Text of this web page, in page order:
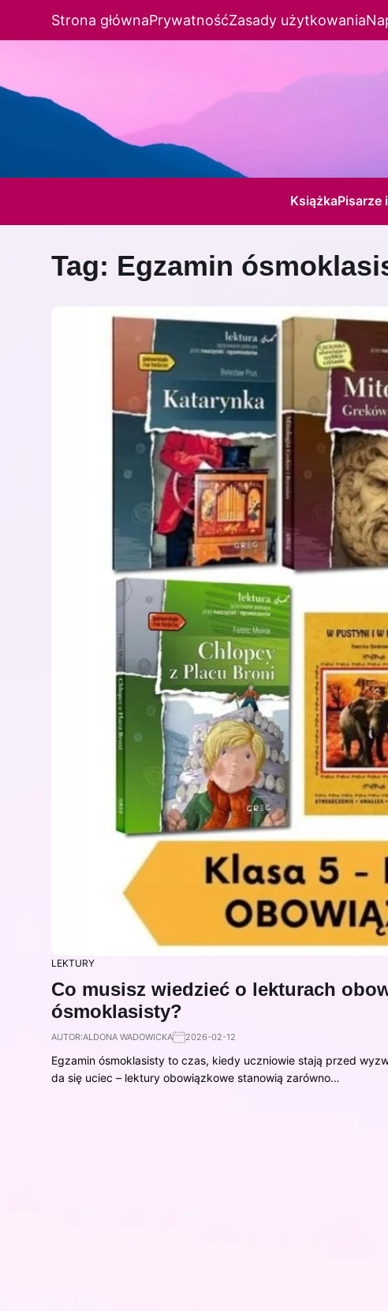
Strona głównaPrywatnośćZasady użytkowania
KsiążkaPisarze
Tag: Egzamin
LEKTURY
Co musisz wiedzieć o lekturach
ósmoklasisty?
AUTOR:ALDONA WADOWICKA 2026-02-12
Egzamin ósmoklasisty to czas, kiedy uczniowie stają przed
da się uciec – lektury obowiązkowe stanowią zarówno…